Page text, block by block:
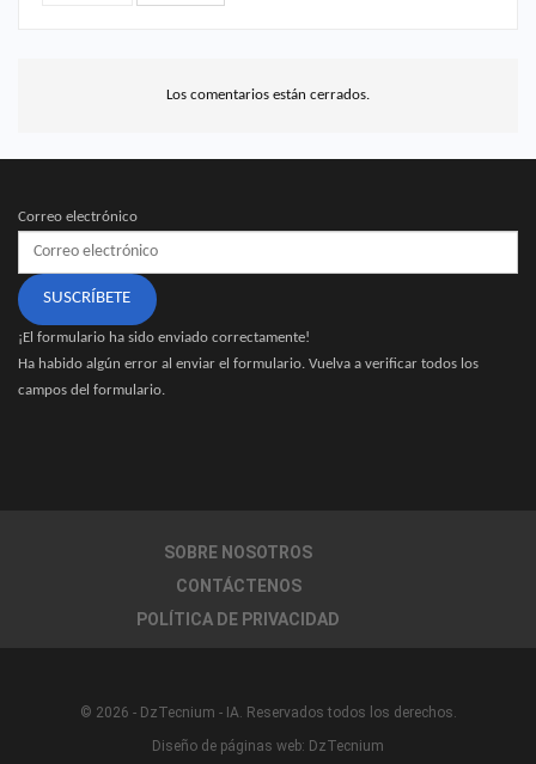
Los comentarios están cerrados.
Correo electrónico
SUSCRÍBETE
¡El formulario ha sido enviado correctamente!
Ha habido algún error al enviar el formulario. Vuelva a verificar todos los
campos del formulario.
SOBRE NOSOTROS
CONTÁCTENOS
POLÍTICA DE PRIVACIDAD
© 2026 - DzTecnium - IA. Reservados todos los derechos.
Diseño de páginas web: DzTecnium